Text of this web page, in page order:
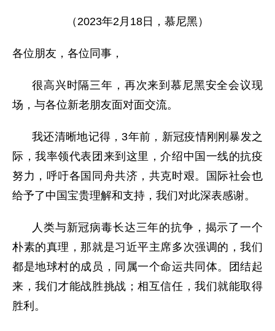
（2023年2月18日，慕尼黑）
各位朋友，各位同事，
很高兴时隔三年，再次来到慕尼黑安全会议现
场，与各位新老朋友面对面交流。
我还清晰地记得，3年前，新冠疫情刚刚暴发之
际，我率领代表团来到这里，介绍中国一线的抗疫
努力，呼吁各国同舟共济，共克时艰。国际社会也
给予了中国宝贵理解和支持，我们对此深表感谢。
人类与新冠病毒长达三年的抗争，揭示了一个
朴素的真理，那就是习近平主席多次强调的，我们
都是地球村的成员，同属一个命运共同体。团结起
来，我们才能战胜挑战；相互信任，我们就能取得
胜利。